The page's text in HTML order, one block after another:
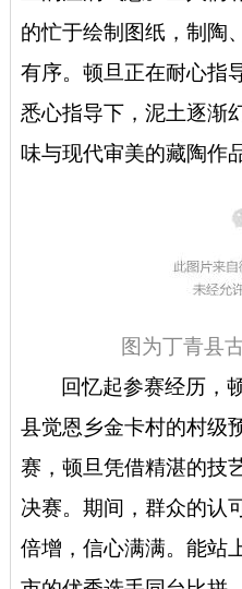
的忙于绘制图纸，制陶
有序。顿旦正在耐心指
悉心指导下，泥土逐渐
味与现代审美的藏陶作品
图为丁青县
回忆起参赛经历，
县觉恩乡金卡村的村级
赛，顿旦凭借精湛的技
决赛。期间，群众的认
倍增，信心满满。能站